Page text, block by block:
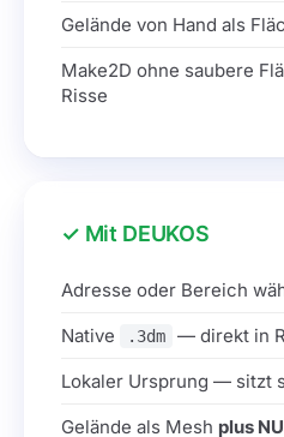
Gelände von Hand als
Make2D ohne saubere
Risse
Mit DEUKOS
Adresse oder Bereich
Native
.3dm
— direkt in
Lokaler Ursprung — sitzt
Gelände als Mesh plus